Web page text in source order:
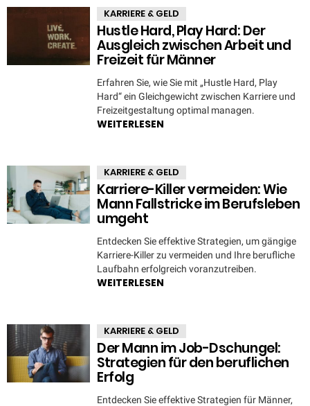
KARRIERE & GELD
Hustle Hard, Play Hard: Der
Ausgleich zwischen Arbeit und
Freizeit für Männer
Erfahren Sie, wie Sie mit „Hustle Hard, Play
Hard“ ein Gleichgewicht zwischen Karriere und
Freizeitgestaltung optimal managen.
WEITERLESEN
KARRIERE & GELD
Karriere-Killer vermeiden: Wie
Mann Fallstricke im Berufsleben
umgeht
Entdecken Sie effektive Strategien, um gängige
Karriere-Killer zu vermeiden und Ihre berufliche
Laufbahn erfolgreich voranzutreiben.
WEITERLESEN
KARRIERE & GELD
Der Mann im Job-Dschungel:
Strategien für den beruflichen
Erfolg
Entdecken Sie effektive Strategien für Männer,